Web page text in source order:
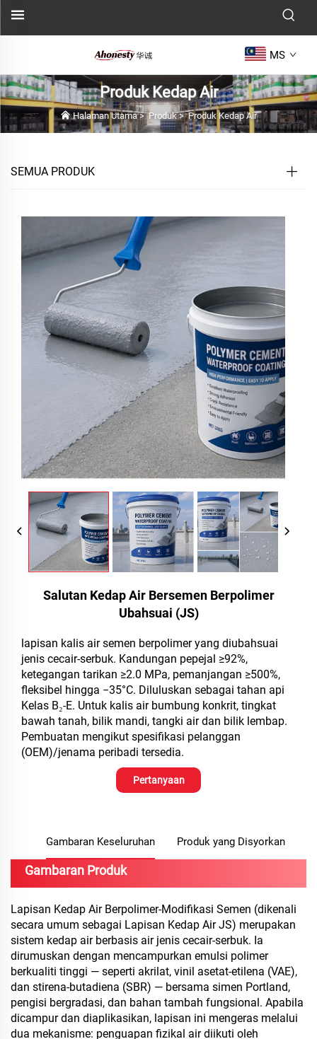
MS
Produk Kedap Air
Halaman Utama>Produk>Produk Kedap Air
SEMUA PRODUK
Salutan Kedap Air Bersemen Berpolimer
Ubahsuai (JS)
lapisan kalis air semen berpolimer yang diubahsuai
jenis cecair-serbuk. Kandungan pepejal ≥92%,
ketegangan tarikan ≥2.0 MPa, pemanjangan ≥500%,
fleksibel hingga −35°C. Diluluskan sebagai tahan api
Kelas B₂-E. Untuk kalis air bumbung konkrit, tingkat
bawah tanah, bilik mandi, tangki air dan bilik lembap.
Pembuatan mengikut spesifikasi pelanggan
(OEM)/jenama peribadi tersedia.
Pertanyaan
Gambaran Keseluruhan Produk yang Disyorkan
Gambaran Produk
Lapisan Kedap Air Berpolimer-Modifikasi Semen (dikenali
secara umum sebagai Lapisan Kedap Air JS) merupakan
sistem kedap air berbasis air jenis cecair-serbuk. Ia
dirumuskan dengan mencampurkan emulsi polimer
berkualiti tinggi — seperti akrilat, vinil asetat-etilena (VAE),
dan stirena-butadiena (SBR) — bersama simen Portland,
pengisi bergradasi, dan bahan tambah fungsional. Apabila
dicampur dan diaplikasikan, lapisan ini mengeras melalui
dua mekanisme: penguapan fizikal air diikuti oleh